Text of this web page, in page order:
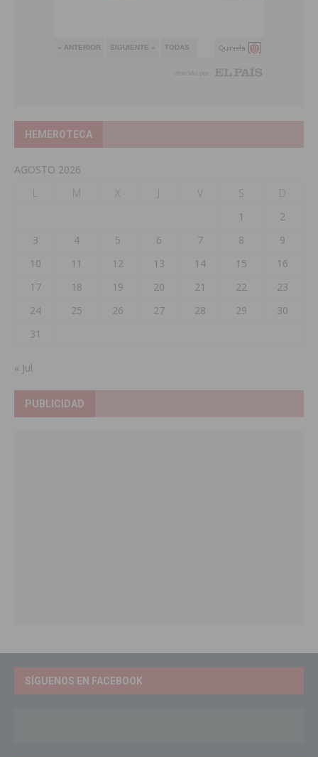
HEMEROTECA
AGOSTO 2026
L
M X J V S
D
1
2
3
4 5 6 7 8
9
10
11 12 13 14 15
16
17
18 19 20 21 22
23
24
25 26 27 28 29
30
31
« Jul
PUBLICIDAD
SÍGUENOS EN FACEBOOK